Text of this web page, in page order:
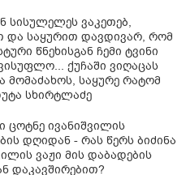
სისულელეს ვაკეთებ,
და საყურით დავდივარ, რომ
წნეხისგან ჩემი ტვინი
ქუჩაში ვიღაცას
მომაძახოს, საყურე რატომ
სხირტლაძე
ცოტნე ივანიშვილის
დღიდან - რას წერს ბიძინა
ვაჟი მის დაბადების
დაკავშირებით?